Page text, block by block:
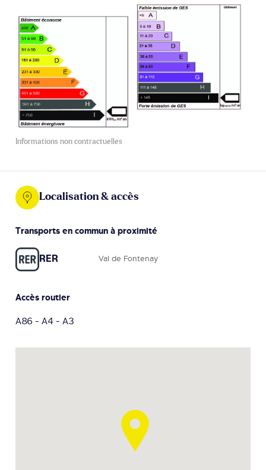
Informations non contractuelles
Localisation & accès
Transports en commun à proximité
RER Val de Fontenay
Accès routier
A86 - A4 - A3